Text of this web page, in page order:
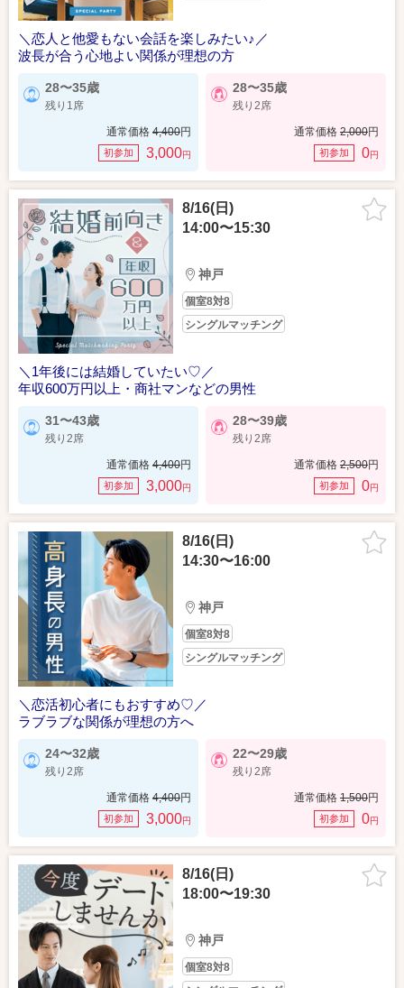
＼恋人と他愛もない会話を楽しみたい♪／
波長が合う心地よい関係が理想の方
28〜35歳
残り1席
通常価格 4,400円
初参加 3,000円
28〜35歳
残り2席
通常価格 2,000円
初参加 0円
8/16(日)
14:00〜15:30
神戸
個室8対8
シングルマッチング
＼1年後には結婚していたい♡／
年収600万円以上・商社マンなどの男性
31〜43歳
残り2席
通常価格 4,400円
初参加 3,000円
28〜39歳
残り2席
通常価格 2,500円
初参加 0円
8/16(日)
14:30〜16:00
神戸
個室8対8
シングルマッチング
＼恋活初心者にもおすすめ♡／
ラブラブな関係が理想の方へ
24〜32歳
残り2席
通常価格 4,400円
初参加 3,000円
22〜29歳
残り2席
通常価格 1,500円
初参加 0円
8/16(日)
18:00〜19:30
神戸
個室8対8